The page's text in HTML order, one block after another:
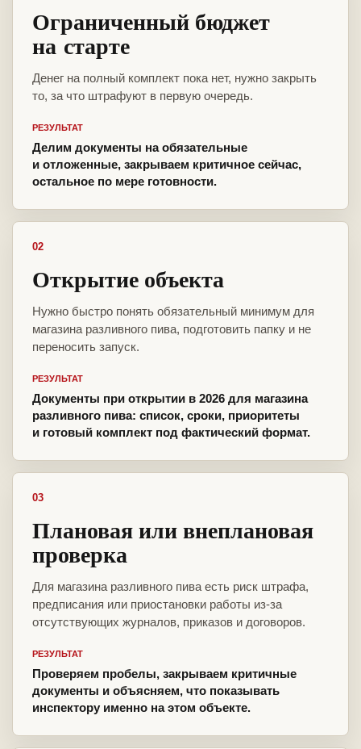
Ограниченный бюджет
на старте
Денег на полный комплект пока нет, нужно закрыть
то, за что штрафуют в первую очередь.
РЕЗУЛЬТАТ
Делим документы на обязательные
и отложенные, закрываем критичное сейчас,
остальное по мере готовности.
02
Открытие объекта
Нужно быстро понять обязательный минимум для
магазина разливного пива, подготовить папку и не
переносить запуск.
РЕЗУЛЬТАТ
Документы при открытии в 2026 для магазина
разливного пива: список, сроки, приоритеты
и готовый комплект под фактический формат.
03
Плановая или внеплановая
проверка
Для магазина разливного пива есть риск штрафа,
предписания или приостановки работы из-за
отсутствующих журналов, приказов и договоров.
РЕЗУЛЬТАТ
Проверяем пробелы, закрываем критичные
документы и объясняем, что показывать
инспектору именно на этом объекте.